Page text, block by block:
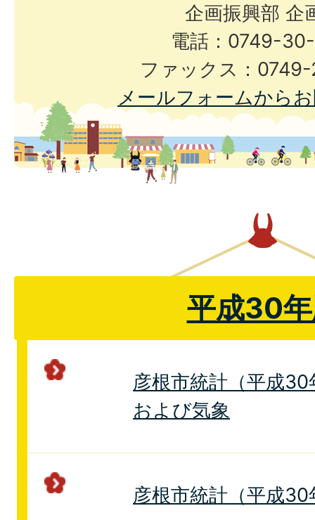
企画振興部 企
電話：0749-
ファックス：
メールフォームから
平成30
彦根市統計（平成
および気象
彦根市統計（平成